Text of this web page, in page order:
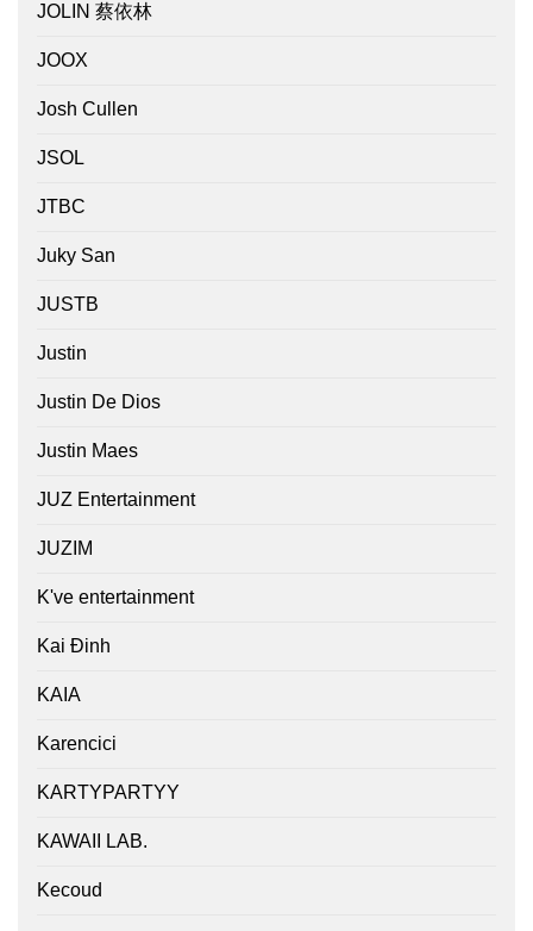
JOLIN 蔡依林
JOOX
Josh Cullen
JSOL
JTBC
Juky San
JUSTB
Justin
Justin De Dios
Justin Maes
JUZ Entertainment
JUZIM
K've entertainment
Kai Đinh
KAIA
Karencici
KARTYPARTYY
KAWAII LAB.
Kecoud